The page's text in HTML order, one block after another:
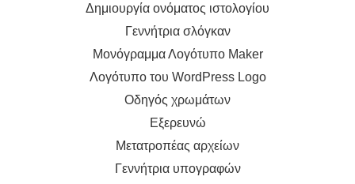
Δημιουργία ονόματος ιστολογίου
Γεννήτρια σλόγκαν
Μονόγραμμα Λογότυπο Maker
Λογότυπο του WordPress Logo
Οδηγός χρωμάτων
Εξερευνώ
Μετατροπέας αρχείων
Γεννήτρια υπογραφών